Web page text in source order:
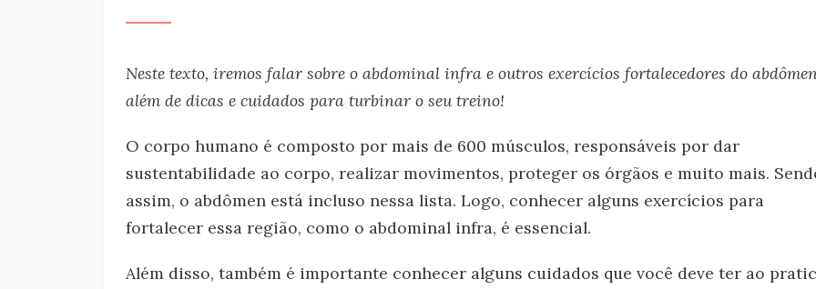
Neste texto, iremos falar sobre o abdominal infra e outros exercícios fortalecedores do
além de dicas e cuidados para turbinar o seu treino!
O corpo humano é composto por mais de 600 músculos, responsáveis por dar
sustentabilidade ao corpo, realizar movimentos, proteger os órgãos e muito mais.
assim, o abdômen está incluso nessa lista. Logo, conhecer alguns exercícios para
fortalecer essa região, como o abdominal infra, é essencial.
Além disso, também é importante conhecer alguns cuidados que você deve ter ao